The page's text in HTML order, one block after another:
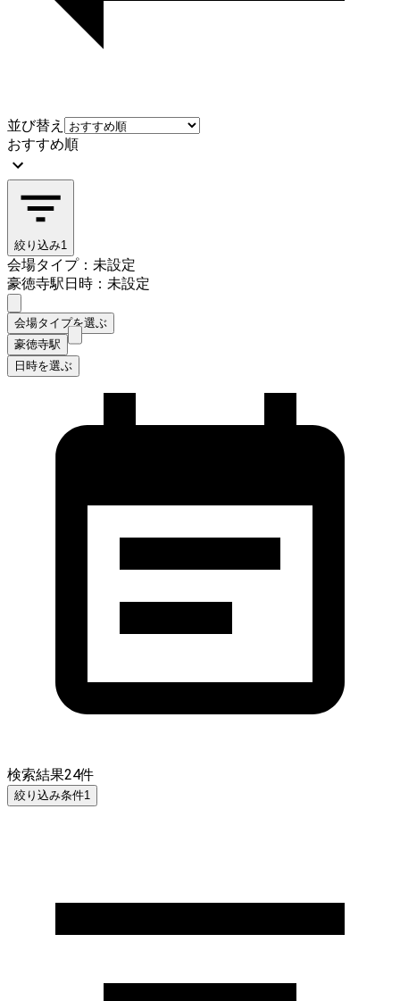
並び替え
おすすめ順
絞り込み1
会場タイプ：未設定
豪徳寺駅日時：未設定
会場タイプを選ぶ
豪徳寺駅
日時を選ぶ
検索結果24件
絞り込み条件1